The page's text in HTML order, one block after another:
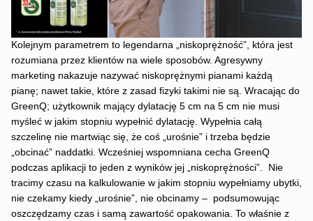
Kolejnym parametrem to legendarna „niskoprężność”, która jest
rozumiana przez klientów na wiele sposobów. Agresywny
marketing nakazuje nazywać niskoprężnymi pianami każdą
pianę; nawet takie, które z zasad fizyki takimi nie są. Wracając do
GreenQ; użytkownik mający dylatację 5 cm na 5 cm nie musi
myśleć w jakim stopniu wypełnić dylatację. Wypełnia całą
szczelinę nie martwiąc się, że coś „urośnie” i trzeba będzie
„obcinać” naddatki. Wcześniej wspomniana cecha GreenQ
podczas aplikacji to jeden z wyników jej „niskoprężności”. Nie
tracimy czasu na kalkulowanie w jakim stopniu wypełniamy ubytki,
nie czekamy kiedy „urośnie”, nie obcinamy – podsumowując
oszczędzamy czas i samą zawartość opakowania. To właśnie z